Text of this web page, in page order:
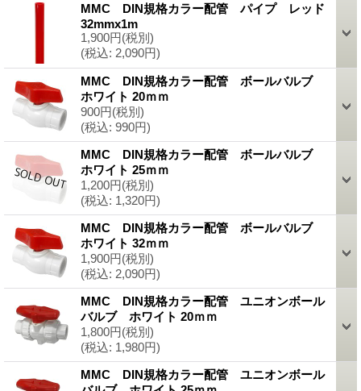
MMC DIN規格カラー配管 パイプ レッド
32mmx1m
1,900円(税別)
(税込: 2,090円)
MMC DIN規格カラー配管 ボールバルブ
ホワイト 20ｍｍ
900円(税別)
(税込: 990円)
MMC DIN規格カラー配管 ボールバルブ
ホワイト 25ｍｍ
1,200円(税別)
(税込: 1,320円)
MMC DIN規格カラー配管 ボールバルブ
ホワイト 32ｍｍ
1,900円(税別)
(税込: 2,090円)
MMC DIN規格カラー配管 ユニオンボール
バルブ ホワイト 20ｍｍ
1,800円(税別)
(税込: 1,980円)
MMC DIN規格カラー配管 ユニオンボール